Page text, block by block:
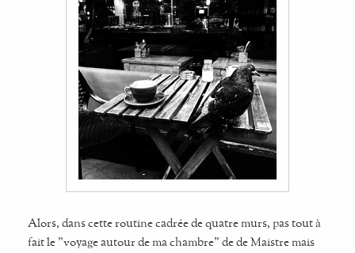
Alors, dans cette routine cadrée de quatre murs, pas tout à
fait le "voyage autour de ma chambre" de de Maistre mais